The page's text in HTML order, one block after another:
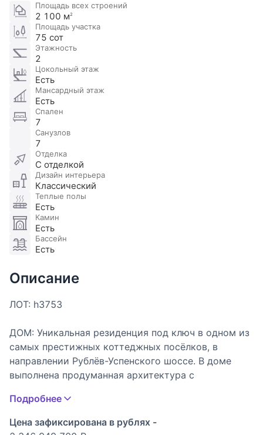
Площадь всех строений
2 100 м2
Площадь участка
75 сот
Этажность
2
Цокольный этаж
Есть
Мансардный этаж
Есть
Спален
7
Санузлов
7
Отделка
С отделкой
Дизайн интерьера
Классический
Теплые полы
Есть
Камин
Есть
Бассейн
Есть
Описание
ЛОТ: h3753
ДОМ: Уникальная резиденция под ключ в одном из
самых престижных коттеджных посёлков, в
направлении Рублёв-Успенского шоссе. В доме
выполнена продуманная архитектура с
жизни загородом высокого уровня. В доме
предусмотрен спа комплекс с бассейном для
отдыха и лифт для удобства перемещения.
Подробнее
Цена зафиксирована в рублях -